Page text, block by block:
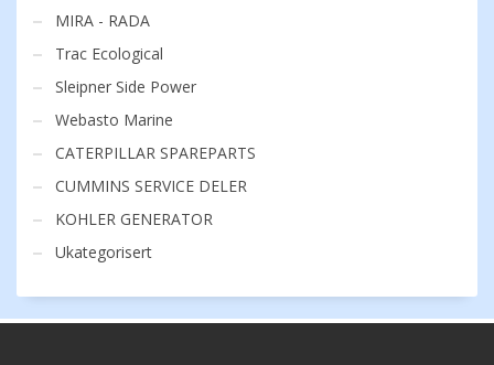
MIRA - RADA
Trac Ecological
Sleipner Side Power
Webasto Marine
CATERPILLAR SPAREPARTS
CUMMINS SERVICE DELER
KOHLER GENERATOR
Ukategorisert